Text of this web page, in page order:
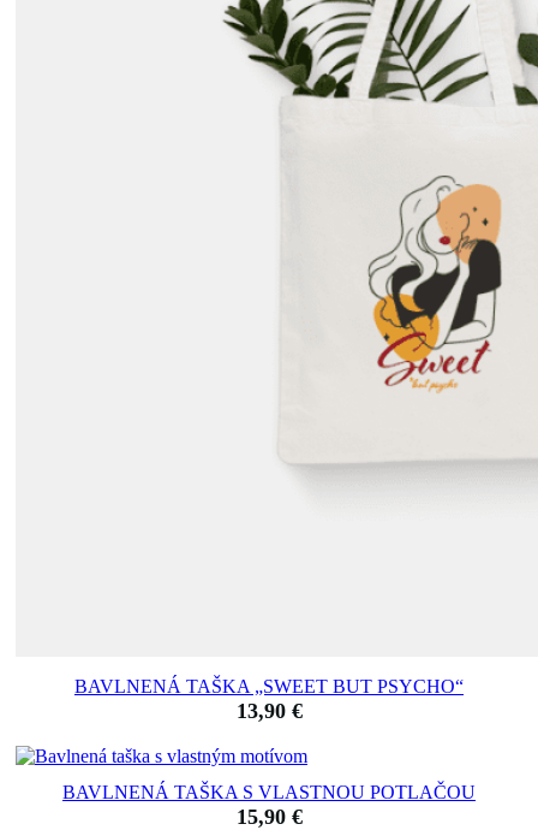
BAVLNENÁ TAŠKA „SWEET BUT PSYCHO“
13,90 €
BAVLNENÁ TAŠKA S VLASTNOU POTLAČOU
15,90 €